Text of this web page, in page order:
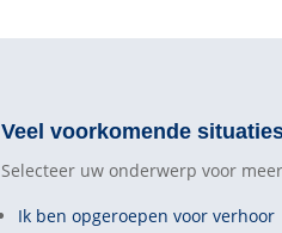
Veel voorkomende
Selecteer uw onderwerp voor
Ik ben opgeroepen voor verhoor